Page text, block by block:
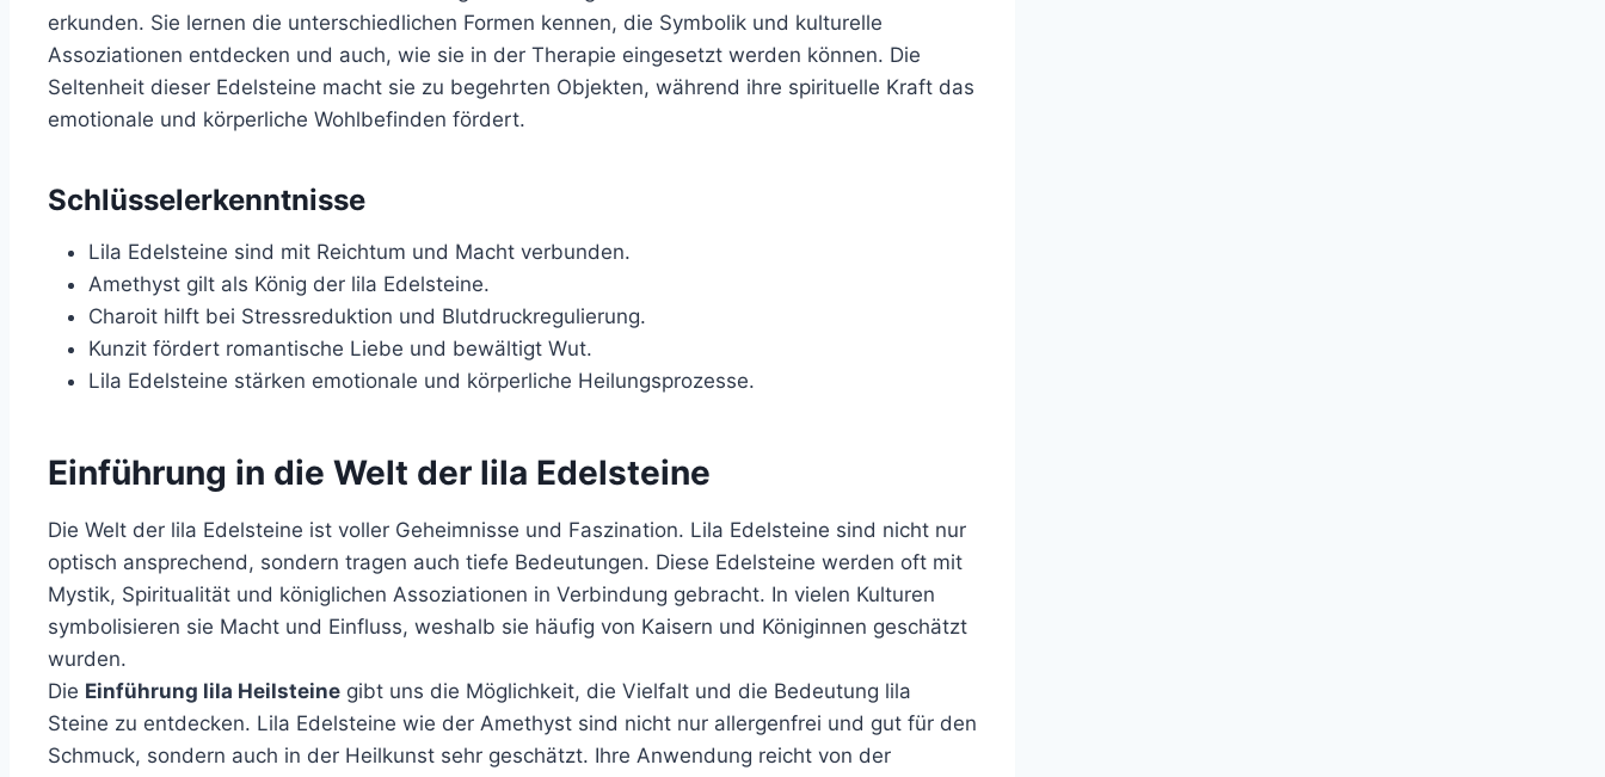
erkunden. Sie lernen die unterschiedlichen Formen kennen, die Symbolik und kulturelle
Assoziationen entdecken und auch, wie sie in der Therapie eingesetzt werden können. Die
Seltenheit dieser Edelsteine macht sie zu begehrten Objekten, während ihre spirituelle Kraft das
emotionale und körperliche Wohlbefinden fördert.
Schlüsselerkenntnisse
Lila Edelsteine sind mit Reichtum und Macht verbunden.
Amethyst gilt als König der lila Edelsteine.
Charoit hilft bei Stressreduktion und Blutdruckregulierung.
Kunzit fördert romantische Liebe und bewältigt Wut.
Lila Edelsteine stärken emotionale und körperliche Heilungsprozesse.
Einführung in die Welt der lila Edelsteine
Die Welt der lila Edelsteine ist voller Geheimnisse und Faszination. Lila Edelsteine sind nicht nur
optisch ansprechend, sondern tragen auch tiefe Bedeutungen. Diese Edelsteine werden oft mit
Mystik, Spiritualität und königlichen Assoziationen in Verbindung gebracht. In vielen Kulturen
symbolisieren sie Macht und Einfluss, weshalb sie häufig von Kaisern und Königinnen geschätzt
wurden.
Die Einführung lila Heilsteine gibt uns die Möglichkeit, die Vielfalt und die Bedeutung lila
Steine zu entdecken. Lila Edelsteine wie der Amethyst sind nicht nur allergenfrei und gut für den
Schmuck, sondern auch in der Heilkunst sehr geschätzt. Ihre Anwendung reicht von der